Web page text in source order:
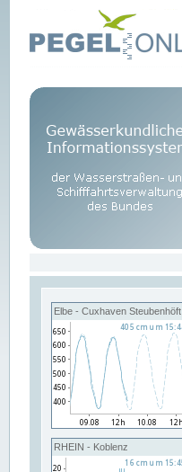
Elbe - Cuxhaven Steubenhöft
RHEIN - Koblenz